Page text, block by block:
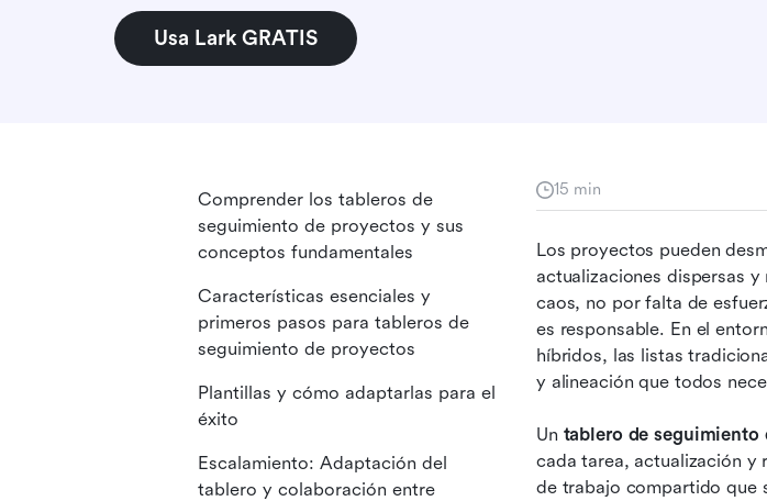
Usa Lark GRATIS
15 min
Los proyectos pueden
actualizaciones dispersas
caos, no por falta de
es responsable. En el
híbridos, las listas
y alineación que todos
Un tablero de seguimiento
cada tarea, actualización y
de trabajo compartido que
Comprender los tableros de
seguimiento de proyectos y sus
conceptos fundamentales
Características esenciales y
primeros pasos para tableros de
seguimiento de proyectos
Plantillas y cómo adaptarlas para el
éxito
Escalamiento: Adaptación del
tablero y colaboración entre